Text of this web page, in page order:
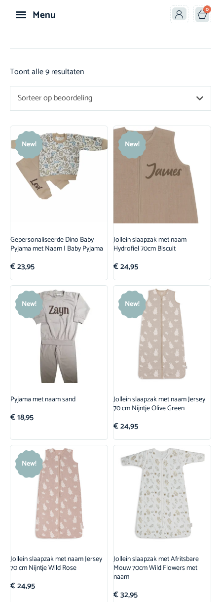
Menu 0
Toont alle 9 resultaten
Sorteer op beoordeling
New!
Gepersonaliseerde Dino Baby
Pyjama met Naam | Baby Pyjama
€23,95
New!
Jollein slaapzak met naam
Hydrofiel 70cm Biscuit
€24,95
New!
Pyjama met naam sand
€18,95
New!
Jollein slaapzak met naam Jersey
70 cm Nijntje Olive Green
€24,95
New!
Jollein slaapzak met naam Jersey
70 cm Nijntje Wild Rose
€24,95
Jollein slaapzak met Afritsbare
Mouw 70cm Wild Flowers met
naam
€32,95